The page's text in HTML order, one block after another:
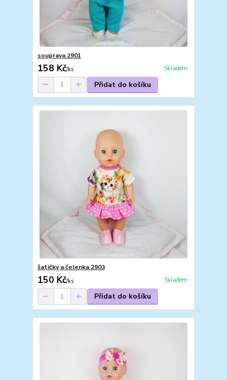
souprava 2901
158 Kč/ks Skladem
Přidat do košíku
šatičky a čelenka 2903
150 Kč/ks Skladem
Přidat do košíku